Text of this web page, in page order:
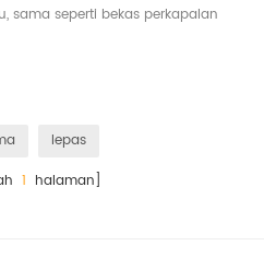
sama seperti bekas perkapalan
lepas
1 halaman]